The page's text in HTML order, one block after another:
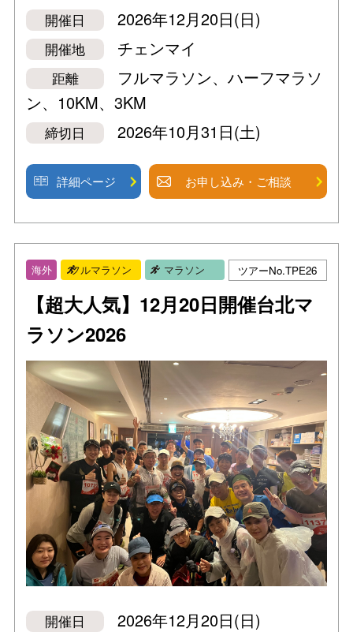
開催日 2026年12月20日(日)
開催地 チェンマイ
距離
フルマラソン、ハーフマラソ
ン、10KM、3KM
締切日 2026年10月31日(土)
詳細ページ お申し込み・ご相談
海外 フルマラソン マラソン ツアーNo.TPE26
【超大人気】12月20日開催台北マ
ラソン2026
開催日 2026年12月20日(日)